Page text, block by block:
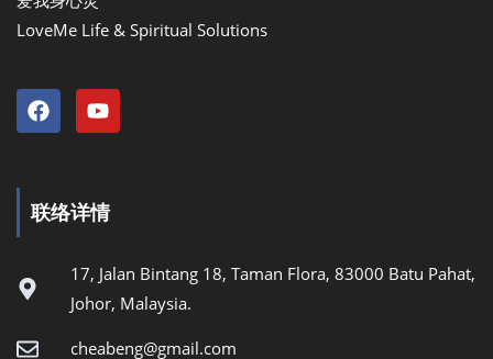
LoveMe Life & Spiritual Solutions
联络详情
17, Jalan Bintang 18, Taman Flora, 83000 Batu Pahat,
Johor, Malaysia.
cheabeng@gmail.com